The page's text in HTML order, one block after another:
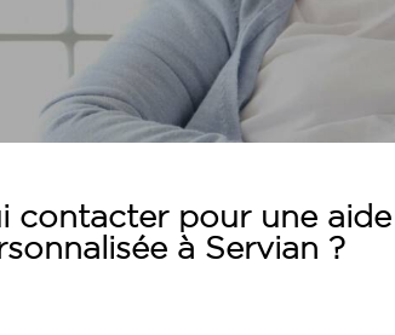
contacter pour une
à Servian ?